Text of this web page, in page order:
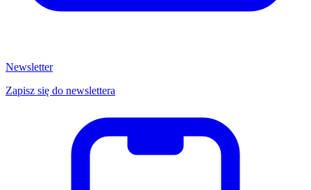
Newsletter
Zapisz się do newslettera